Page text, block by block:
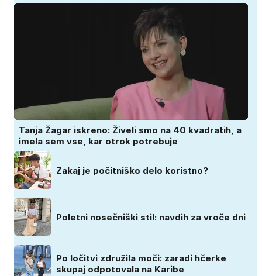
Tanja Žagar iskreno: Živeli smo na 40 kvadratih, a
imela sem vse, kar otrok potrebuje
Zakaj je počitniško delo koristno?
Poletni nosečniški stil: navdih za vroče dni
Po ločitvi združila moči: zaradi hčerke
skupaj odpotovala na Karibe